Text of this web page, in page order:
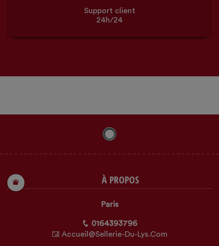
Support client
24h/24
À PROPOS
Paris
0164393796
Accueil@sellerie-Du-Lys.com